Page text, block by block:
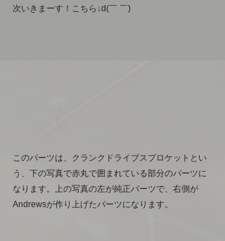
次いきまーす！こちら↓d(￣ ￣)
このパーツは、クランクドライブスプロケットとい
う、下の写真で赤丸で囲まれている部分のパーツに
なります。上の写真の左が純正パーツで、右側が
Andrewsが作り上げたパーツになります。